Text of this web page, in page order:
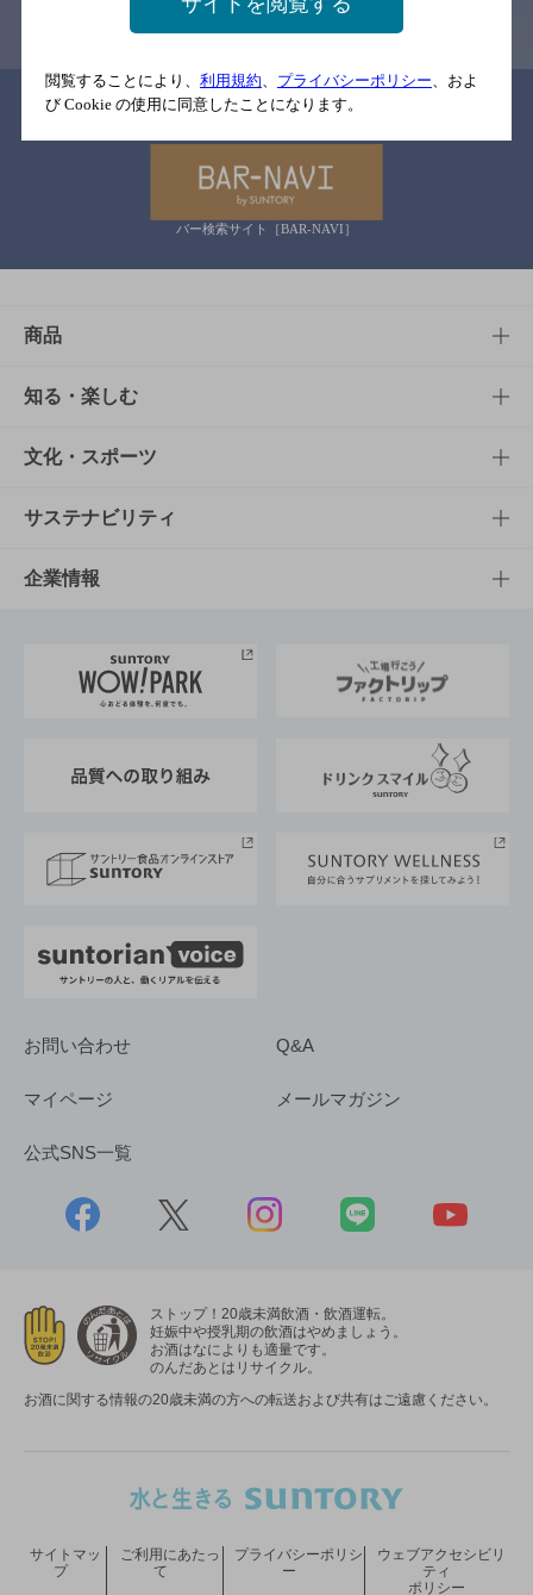
情報提供：ぐるなび
関連リンク
バー検索サイト［BAR-NAVI］
商品
商品TOP
商品一覧
商品発売情報
栄養成分一覧
知る・楽しむ
知る・楽しむTOP
キャンペーン
工場見学
地域情報
文化・スポーツ
文化・スポーツTOP
サントリーホール
サントリーサンバーズ大阪
サステナビリティ
サステナビリティTOP
サントリーが考えるサステナビリティ経営
企業情報
企業概要
採用情報
お問い合わせ Q&A
マイページ メールマガジン
公式SNS一覧
ストップ！20歳未満飲酒・飲酒運転。
妊娠中や授乳期の飲酒はやめましょう。
お酒はなによりも適量です。
のんだあとはリサイクル。
お酒に関する情報の20歳未満の方への転送および共有はご遠慮ください。
サイトマッ
プ
ご利用にあたっ
て
プライバシーポリシ
ー
ウェブアクセシビリ
ティ
ポリシー
閲覧することにより、 利用規約 プライバシーポリシー 、およ
び Cookie の使用に同意したことになります。